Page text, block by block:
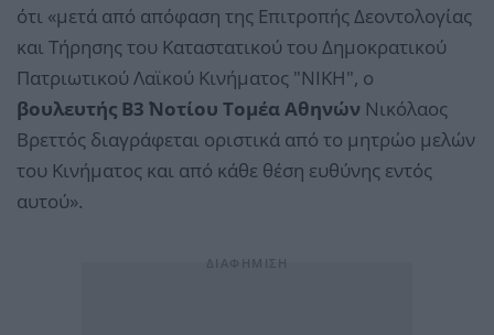
ότι «μετά από απόφαση της Επιτροπής Δεοντολογίας
και Τήρησης του Καταστατικού του Δημοκρατικού
Πατριωτικού Λαϊκού Κινήματος "ΝΙΚΗ", ο
βουλευτής Β3΄ Νοτίου Τομέα Αθηνών Νικόλαος
Βρεττός διαγράφεται οριστικά από το μητρώο μελών
του Κινήματος και από κάθε θέση ευθύνης εντός
αυτού».